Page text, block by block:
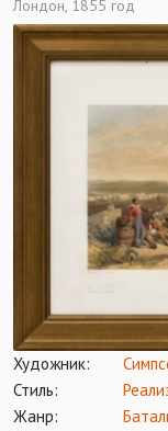
Лондон, 1855 год
Художник:
Стиль:
Жанр: